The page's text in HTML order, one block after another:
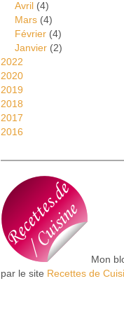
Avril (4)
Mars (4)
Février (4)
Janvier (2)
2022
2020
2019
2018
2017
2016
Mon
par le site Recettes de